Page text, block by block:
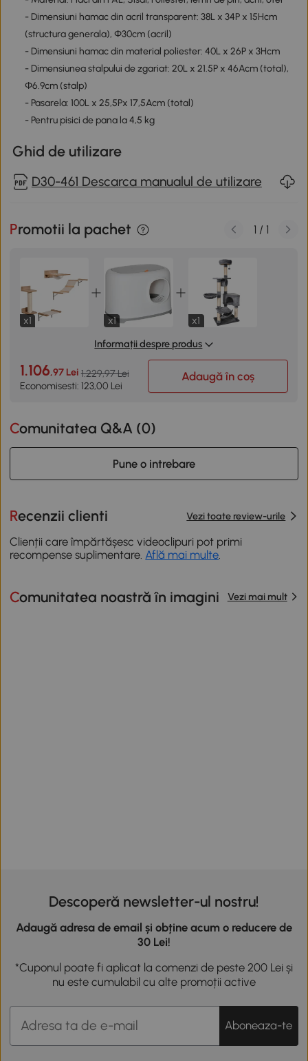
- Dimensiuni hamac din acril transparent: 38L x 34P x 15Hcm
(structura generala), Φ30cm (acril)
- Dimensiuni hamac din material poliester: 40L x 26P x 3Hcm
- Dimensiunea stalpului de zgariat: 20L x 21.5P x 46Acm (total),
Φ6.9cm (stalp)
- Pasarela: 100L x 25,5Px 17,5Acm (total)
- Pentru pisici de pana la 4,5 kg
Ghid de utilizare
D30-461 Descarca manualul de utilizare
Promotii la pachet
x1 x1
x1
Informații despre produs
1.106,97 Lei 1.229,97 Lei
Economisesti: 123,00 Lei
Adaugă în coș
1 / 1
Comunitatea Q&A (0)
Pune o intrebare
Recenzii clienti Vezi toate review-urile
Clienții care împărtășesc videoclipuri pot primi
recompense suplimentare. Află mai multe
Comunitatea noastră în imagini Vezi mai mult
Descoperă newsletter-ul nostru!
Adaugă adresa de email și obține acum o reducere de
30 Lei!
*Cuponul poate fi aplicat la comenzi de peste 200 Lei și
nu este cumulabil cu alte promoții active
Aboneaza-te